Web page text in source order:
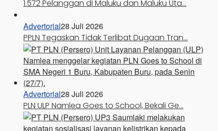
1.572 Pelanggan di Maluku dan Maluku Uta…
Advertorial28 Juli 2026
PPLN Tegaskan Tidak Terlibat Dugaan Tran…
Advertorial28 Juli 2026
PLN ULP Namlea Goes to School, Bekali Ge…